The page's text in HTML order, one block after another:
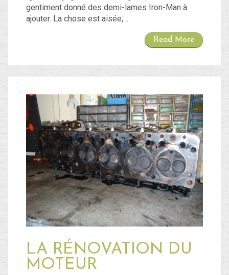
gentiment donné des demi-lames Iron-Man à
ajouter. La chose est aisée,…
Read More
LA RÉNOVATION DU
MOTEUR